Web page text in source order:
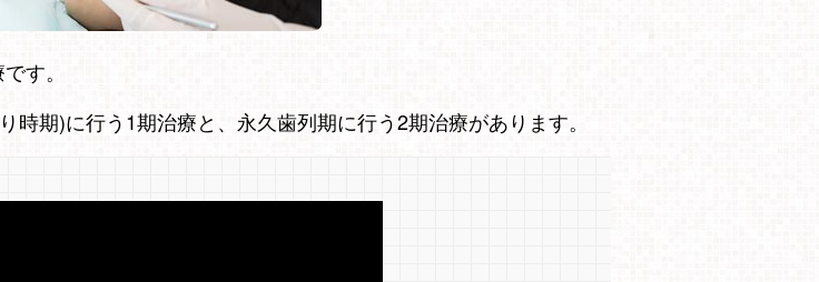
す。
期)に行う1期治療と、永久歯列期に行う2期治療があります。